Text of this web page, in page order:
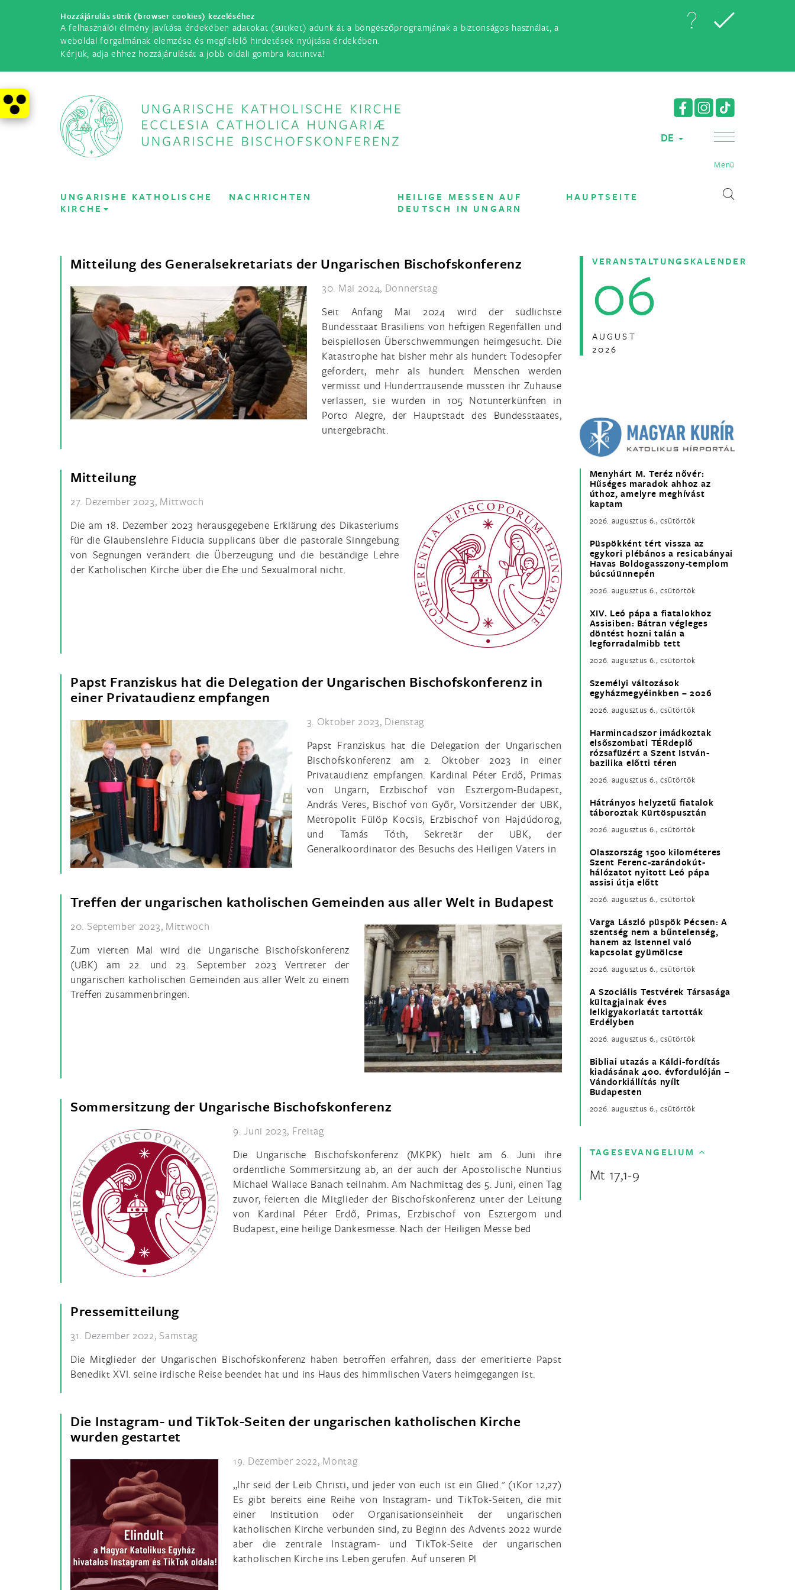
Hozzájárulás sütik (browser cookies) kezeléséhez
A felhasználói élmény javítása érdekében adatokat (sütiket) adunk át a böngészőprogramjának a biztonságos használat, a
weboldal forgalmának elemzése és megfelelő hirdetések nyújtása érdekében.
Kérjük, adja ehhez hozzájárulását a jobb oldali gombra kattintva!
DE
Menü
UNGARISHE KATHOLISCHE
KIRCHE
NACHRICHTEN
HEILIGE MESSEN AUF
DEUTSCH IN UNGARN
HAUPTSEITE
Mitteilung des Generalsekretariats der Ungarischen Bischofskonferenz
30. Mai 2024, Donnerstag
Seit Anfang Mai 2024 wird der südlichste
Bundesstaat Brasiliens von heftigen Regenfällen und
beispiellosen Überschwemmungen heimgesucht. Die
Katastrophe hat bisher mehr als hundert Todesopfer
gefordert, mehr als hundert Menschen werden
vermisst und Hunderttausende mussten ihr Zuhause
verlassen, sie wurden in 105 Notunterkünften in
Porto Alegre, der Hauptstadt des Bundesstaates,
untergebracht.
Mitteilung
27. Dezember 2023, Mittwoch
Die am 18. Dezember 2023 herausgegebene Erklärung des Dikasteriums
für die Glaubenslehre Fiducia supplicans über die pastorale Sinngebung
von Segnungen verändert die Überzeugung und die beständige Lehre
der Katholischen Kirche über die Ehe und Sexualmoral nicht.
Papst Franziskus hat die Delegation der Ungarischen Bischofskonferenz in
einer Privataudienz empfangen
3. Oktober 2023, Dienstag
Papst Franziskus hat die Delegation der Ungarischen
Bischofskonferenz am 2. Oktober 2023 in einer
Privataudienz empfangen. Kardinal Péter Erdő, Primas
von Ungarn, Erzbischof von Esztergom-Budapest,
András Veres, Bischof von Győr, Vorsitzender der UBK,
Metropolit Fülöp Kocsis, Erzbischof von Hajdúdorog,
und Tamás Tóth, Sekretär der UBK, der
Generalkoordinator des Besuchs des Heiligen Vaters in
Treffen der ungarischen katholischen Gemeinden aus aller Welt in Budapest
20. September 2023, Mittwoch
Zum vierten Mal wird die Ungarische Bischofskonferenz
(UBK) am 22. und 23. September 2023 Vertreter der
ungarischen katholischen Gemeinden aus aller Welt zu einem
Treffen zusammenbringen.
Sommersitzung der Ungarische Bischofskonferenz
9. Juni 2023, Freitag
Die Ungarische Bischofskonferenz (MKPK) hielt am 6. Juni ihre
ordentliche Sommersitzung ab, an der auch der Apostolische Nuntius
Michael Wallace Banach teilnahm. Am Nachmittag des 5. Juni, einen Tag
zuvor, feierten die Mitglieder der Bischofskonferenz unter der Leitung
von Kardinal Péter Erdő, Primas, Erzbischof von Esztergom und
Budapest, eine heilige Dankesmesse. Nach der Heiligen Messe bed
Pressemitteilung
31. Dezember 2022, Samstag
Die Mitglieder der Ungarischen Bischofskonferenz haben betroffen erfahren, dass der emeritierte Papst
Benedikt XVI. seine irdische Reise beendet hat und ins Haus des himmlischen Vaters heimgegangen ist.
Die Instagram- und TikTok-Seiten der ungarischen katholischen Kirche
wurden gestartet
19. Dezember 2022, Montag
,,Ihr seid der Leib Christi, und jeder von euch ist ein Glied." (1Kor 12,27)
Es gibt bereits eine Reihe von Instagram- und TikTok-Seiten, die mit
einer Institution oder Organisationseinheit der ungarischen
katholischen Kirche verbunden sind, zu Beginn des Advents 2022 wurde
aber die zentrale Instagram- und TikTok-Seite der ungarischen
katholischen Kirche ins Leben gerufen. Auf unseren Pl
VERANSTALTUNGSKALENDER
06
AUGUST
2026
Menyhárt M. Teréz nővér:
Hűséges maradok ahhoz az
úthoz, amelyre meghívást
kaptam
2026. augusztus 6., csütörtök
Püspökként tért vissza az
egykori plébános a resicabányai
Havas Boldogasszony-templom
búcsúünnepén
2026. augusztus 6., csütörtök
XIV. Leó pápa a fiatalokhoz
Assisiben: Bátran végleges
döntést hozni talán a
legforradalmibb tett
2026. augusztus 6., csütörtök
Személyi változások
egyházmegyéinkben – 2026
2026. augusztus 6., csütörtök
Harmincadszor imádkoztak
elsőszombati TÉRdeplő
rózsafüzért a Szent István-
bazilika előtti téren
2026. augusztus 6., csütörtök
Hátrányos helyzetű fiatalok
táboroztak Kürtöspusztán
2026. augusztus 6., csütörtök
Olaszország 1500 kilométeres
Szent Ferenc-zarándokút-
hálózatot nyitott Leó pápa
assisi útja előtt
2026. augusztus 6., csütörtök
Varga László püspök Pécsen: A
szentség nem a bűntelenség,
hanem az Istennel való
kapcsolat gyümölcse
2026. augusztus 6., csütörtök
A Szociális Testvérek Társasága
kültagjainak éves
lelkigyakorlatát tartották
Erdélyben
2026. augusztus 6., csütörtök
Bibliai utazás a Káldi-fordítás
kiadásának 400. évfordulóján –
Vándorkiállítás nyílt
Budapesten
2026. augusztus 6., csütörtök
TAGESEVANGELIUM
Mt 17,1-9